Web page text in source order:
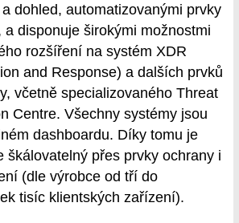
dohled, automatizovanými prvky
disponuje širokými možnostmi
rozšíření na systém XDR
and Response) a dalších prvků
včetně specializovaného Threat
Centre. Všechny systémy jsou
dashboardu. Díky tomu je
škálovatelný přes prvky ochrany i
(dle výrobce od tří do
tisíc klientských zařízení).